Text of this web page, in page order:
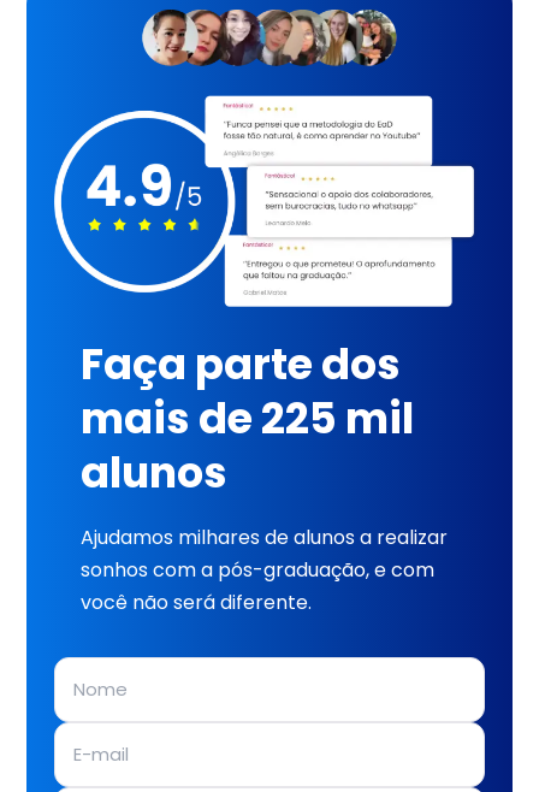
Faça parte dos
mais de 225 mil
alunos
Ajudamos milhares de alunos a realizar
sonhos com a pós-graduação, e com
você não será diferente.